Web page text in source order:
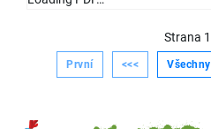
Strana 1
První <<< Všechny